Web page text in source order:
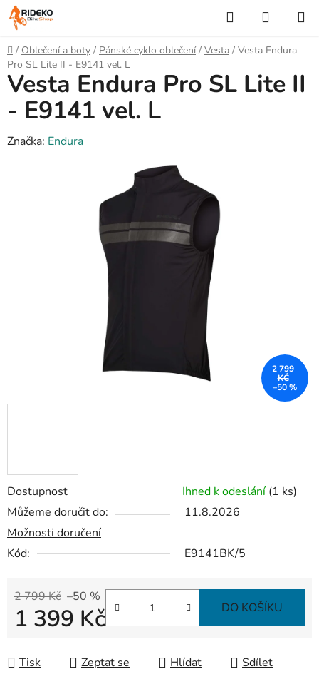
Přejít
na
obsah
Hledat
KOŠÍK
Domů
/ Oblečení a boty / Pánské cyklo oblečení / Vesta / Vesta Endura
Pro SL Lite II - E9141 vel. L
Dostupnost Ihned k odeslání (1 ks)
Můžeme doručit do:
11.8.2026
Možnosti doručení
Kód:
E9141BK/5
2 799 Kč –50 %
1 399 Kč DO KOŠÍKU
Tisk Zeptat se Hlídat Sdílet
Vesta Endura Pro SL Lite II
- E9141 vel. L
Značka: Endura
2 799
KČ
–50 %